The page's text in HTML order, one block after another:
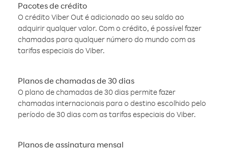
Pacotes de crédito
O crédito Viber Out é adicionado ao seu saldo ao
adquirir qualquer valor. Com o crédito, é possível fazer
chamadas para qualquer número do mundo com as
tarifas especiais do Viber.
Planos de chamadas de 30 dias
O plano de chamadas de 30 dias permite fazer
chamadas internacionais para o destino escolhido pelo
período de 30 dias com as tarifas especiais do Viber.
Planos de assinatura mensal